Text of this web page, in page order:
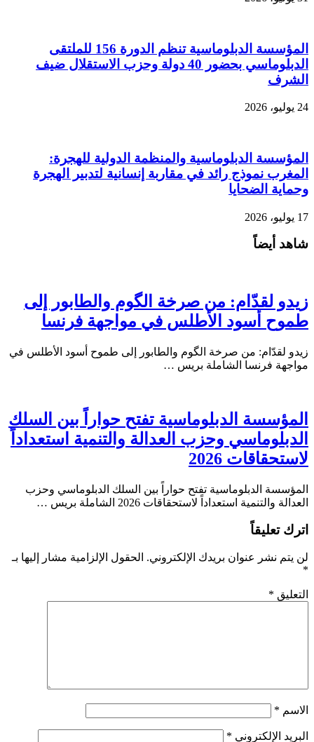
المؤسسة الدبلوماسية تنظم الدورة 156 للملتقى
الدبلوماسي بحضور 40 دولة وحزب الاستقلال ضيف
الشرف
24 يوليو، 2026
المؤسسة الدبلوماسية والمنظمة الدولية للهجرة:
المغرب نموذج رائد في مقاربة إنسانية لتدبير الهجرة
وحماية الضحايا
17 يوليو، 2026
شاهد أيضاً
زيدو لقدّام: من صرخة الگوم والطابور إلى
طموح أسود الأطلس في مواجهة فرنسا
زيدو لقدّام: من صرخة الگوم والطابور إلى طموح أسود الأطلس في
مواجهة فرنسا الشاملة بريس …
المؤسسة الدبلوماسية تفتح حواراً بين السلك
الدبلوماسي وحزب العدالة والتنمية استعداداً
لاستحقاقات 2026
المؤسسة الدبلوماسية تفتح حواراً بين السلك الدبلوماسي وحزب
العدالة والتنمية استعداداً لاستحقاقات 2026 الشاملة بريس …
اترك تعليقاً
لن يتم نشر عنوان بريدك الإلكتروني. الحقول الإلزامية مشار إليها بـ
*
التعليق *
الاسم *
البريد الإلكتروني *